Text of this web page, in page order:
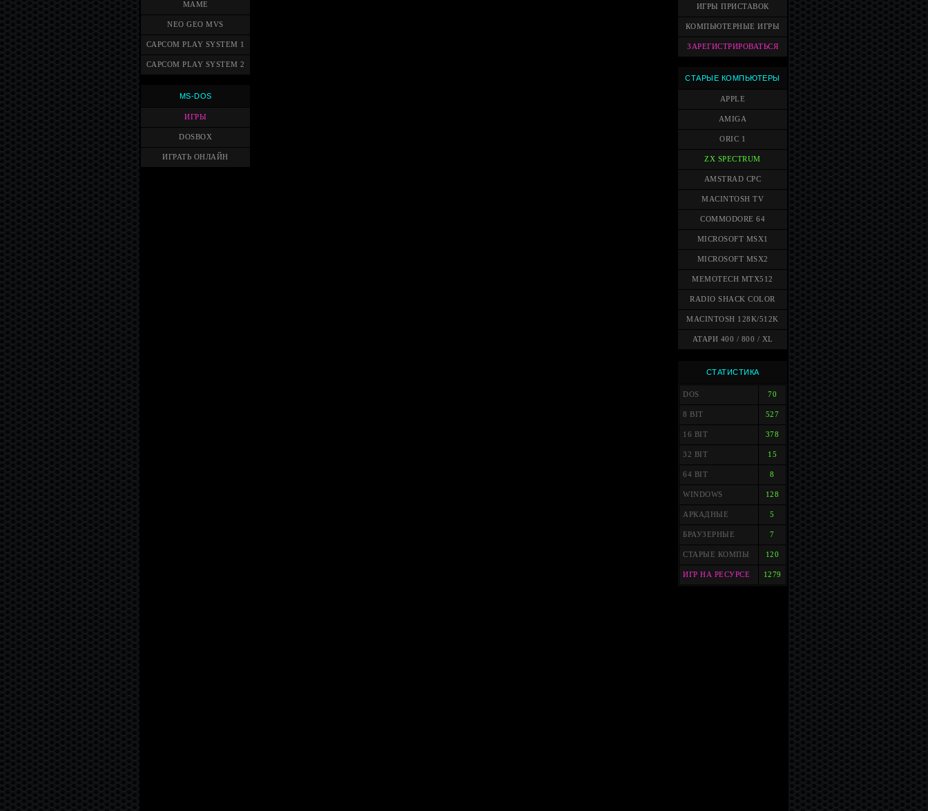
MAME
NEO GEO MVS
CAPCOM PLAY SYSTEM 1
CAPCOM PLAY SYSTEM 2
MS-DOS
ИГРЫ
DOSBOX
ИГРАТЬ ОНЛАЙН
ИГРЫ ПРИСТАВОК
КОМПЬЮТЕРНЫЕ ИГРЫ
ЗАРЕГИСТРИРОВАТЬСЯ
СТАРЫЕ КОМПЬЮТЕРЫ
APPLE
AMIGA
ORIC 1
ZX SPECTRUM
AMSTRAD CPC
MACINTOSH TV
COMMODORE 64
MICROSOFT MSX1
MICROSOFT MSX2
MEMOTECH MTX512
RADIO SHACK COLOR
MACINTOSH 128K/512K
АТАРИ 400 / 800 / XL
СТАТИСТИКА
DOS 70
8 BIT 527
16 BIT 378
32 BIT 15
64 BIT 8
WINDOWS 128
АРКАДНЫЕ 5
БРАУЗЕРНЫЕ 7
СТАРЫЕ КОМПЫ 120
ИГР НА РЕСУРСЕ 1279